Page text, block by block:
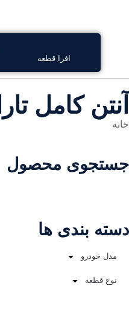
افرا قطعه
آنتن کامل تارا
خانه
جستجوی محصول
دسته بندی ها
مدل خودرو
نوع قطعه